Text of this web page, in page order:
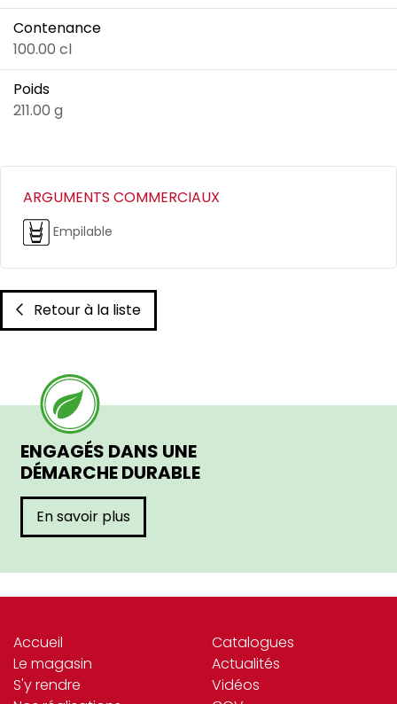
Contenance
100.00 cl
Poids
211.00 g
ARGUMENTS COMMERCIAUX
Empilable
Retour à la liste
ENGAGÉS DANS UNE
DÉMARCHE DURABLE
En savoir plus
Accueil
Le magasin
S'y rendre
Catalogues
Actualités
Vidéos